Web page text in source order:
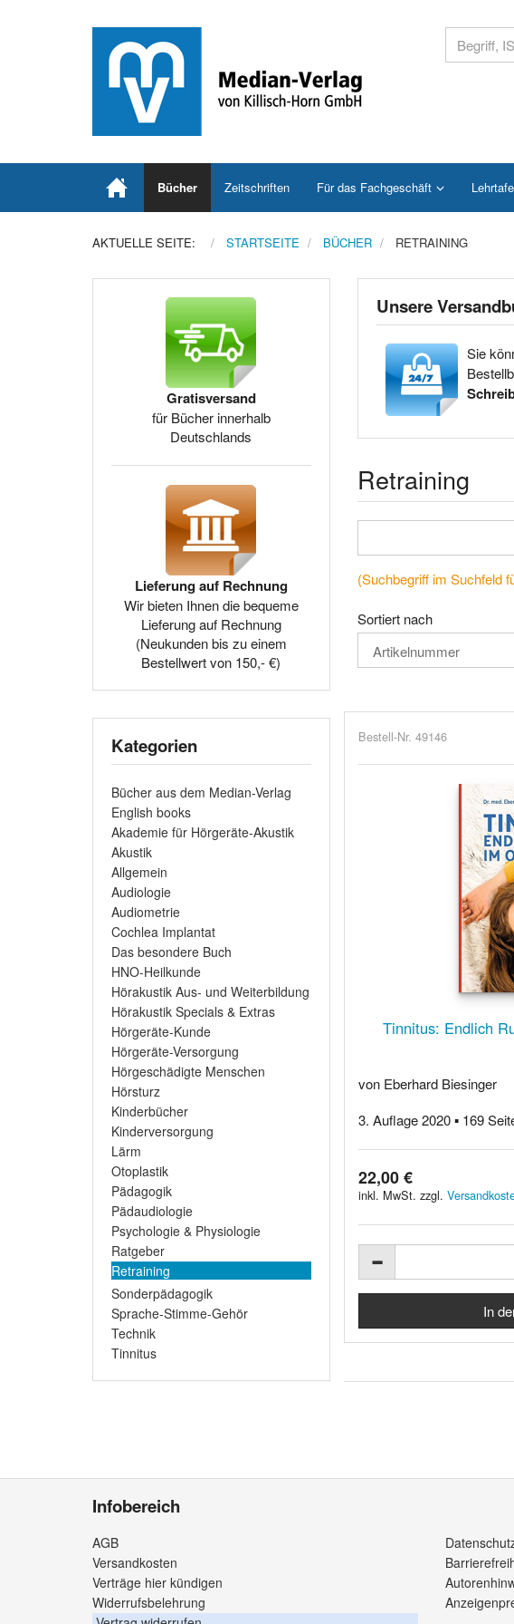
Bücher Zeitschriften Für das Fachgeschäft
AKTUELLE SEITE: STARTSEITE BÜCHER RETRAINING
Unsere
Sie
Retraining
(Suchbegriff im Suchfeld
Sortiert nach
Bestell-Nr. 49146
Tinnitus: Endlich
von Eberhard Biesinger
3. Auflage 2020 ▪ 169
22,00 €
inkl. MwSt. zzgl.
Gratisversand
für Bücher innerhalb
Deutschlands
Lieferung auf Rechnung
Wir bieten Ihnen die bequeme
Lieferung auf Rechnung
(Neukunden bis zu einem
Bestellwert von 150,- €)
Kategorien
Bücher aus dem Median-Verlag
English books
Akademie für Hörgeräte-Akustik
Akustik
Allgemein
Audiologie
Audiometrie
Cochlea Implantat
Das besondere Buch
HNO-Heilkunde
Hörakustik Aus- und Weiterbildung
Hörakustik Specials & Extras
Hörgeräte-Kunde
Hörgeräte-Versorgung
Hörgeschädigte Menschen
Hörsturz
Kinderbücher
Kinderversorgung
Lärm
Otoplastik
Pädagogik
Pädaudiologie
Psychologie & Physiologie
Ratgeber
Retraining
Sonderpädagogik
Sprache-Stimme-Gehör
Technik
Tinnitus
Infobereich
AGB
Versandkosten
Verträge hier kündigen
Widerrufsbelehrung